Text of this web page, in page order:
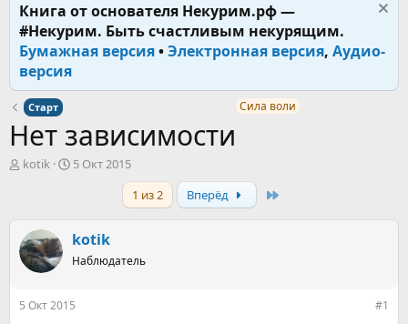
Книга от основателя Некурим.рф —
#Некурим. Быть счастливым некурящим.
Бумажная версия•Электронная версия, Аудио-
версия
Старт Сила воли
Нет зависимости
А
т
е
kotik
Д
а
ч
а
5 Окт 2015
1 из 2
Вперёд
kotik
Наблюдатель
5 Окт 2015 #1